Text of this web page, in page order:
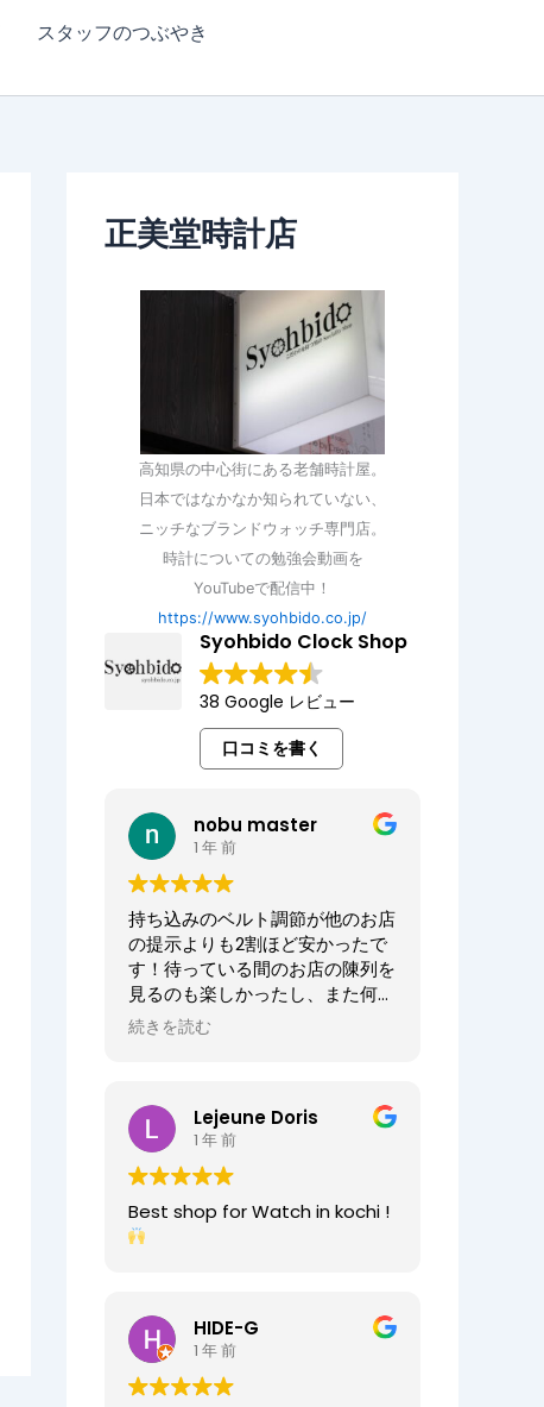
スタッフのつぶやき
正美堂時計店
高知県の中心街にある老舗時計屋。
日本ではなかなか知られていない、
ニッチなブランドウォッチ専門店。
時計についての勉強会動画を
YouTubeで配信中！
https://www.syohbido.co.jp/
Syohbido Clock Shop
38 Google レビュー
口コミを書く
nobu master
1 年 前
持ち込みのベルト調節が他のお店
の提示よりも2割ほど安かったで
す！待っている間のお店の陳列を
見るのも楽しかったし、また何か
あればお願いしたいお店でした。
た。店員の方が親切なのに加え、
時計がお好きなのが伝わってきま
すし、寄り添った接客をしてくれ
ましたので、買い物が気持ちよく
できました。また、おすすめ通り
交換したベルトもガラッと雰囲気
と仕事がマッチしたご商売は人の
心を豊かにするんだなぁと感じ入
りました。ありがとうございま
す。
続きを読む
Lejeune Doris
1 年 前
Best shop for Watch in kochi !
HIDE-G
1 年 前